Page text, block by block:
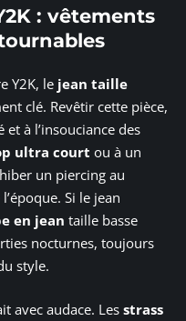
: vêtements
Y2K, le jean taille
clé. Revêtir cette pièce,
à l’insouciance des
ultra court ou à un
un piercing au
Si le jean
en jean taille basse
nocturnes, toujours
style.
avec audace. Les strass